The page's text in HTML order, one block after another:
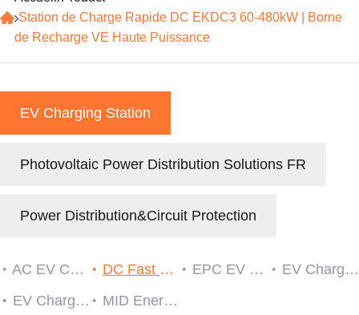
Station de Charge Rapide DC EKDC3 60-480kW | Borne
de Recharge VE Haute Puissance
EV Charging Station
Photovoltaic Power Distribution Solutions FR
Power Distribution&Circuit Protection
AC EV Charger DC Fast EV Charging Station EPC EV Charge Controller
EV Charger RCDs
EV Charging Cable Plug and Socket
MID Energy Meters